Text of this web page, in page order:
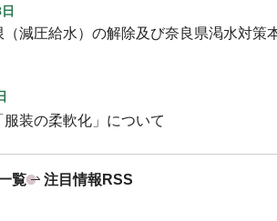
（減圧給水）の解除及び奈良県渇水対策
服装の柔軟化」について
覧 注目情報RSS